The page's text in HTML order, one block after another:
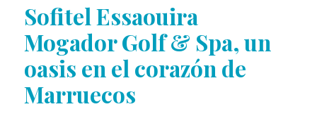
Sofitel Essaouira
Mogador Golf & Spa, un
oasis en el corazón de
Marruecos